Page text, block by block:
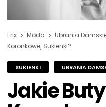
Frix Moda Ubrania
Koronkowej Sukienki?
SUKIENKI UBRANIA
Jakie